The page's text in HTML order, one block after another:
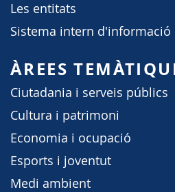
Les entitats
Sistema intern d'informació
ÀREES
Ciutadania i serveis públics
Cultura i patrimoni
Economia i ocupació
Esports i joventut
Medi ambient